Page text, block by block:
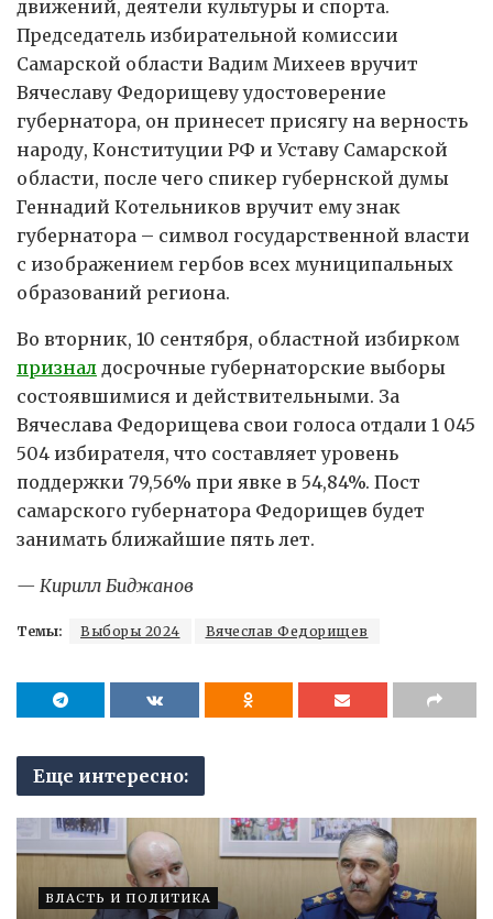
движений, деятели культуры и спорта.
Председатель избирательной комиссии
Самарской области Вадим Михеев вручит
Вячеславу Федорищеву удостоверение
губернатора, он принесет присягу на верность
народу, Конституции РФ и Уставу Самарской
области, после чего спикер губернской думы
Геннадий Котельников вручит ему знак
губернатора – символ государственной власти
с изображением гербов всех муниципальных
образований региона.
Во вторник, 10 сентября, областной избирком
признал досрочные губернаторские выборы
состоявшимися и действительными. За
Вячеслава Федорищева свои голоса отдали 1 045
504 избирателя, что составляет уровень
поддержки 79,56% при явке в 54,84%. Пост
самарского губернатора Федорищев будет
занимать ближайшие пять лет.
— Кирилл Биджанов
Темы: Выборы 2024 Вячеслав Федорищев
Еще интересно:
ВЛАСТЬ И ПОЛИТИКА